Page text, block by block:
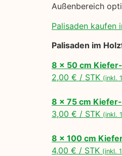
Außenbereich
Palisaden kaufen
Palisaden im
8 x 50 cm
2,00 € / STK (inkl.
8 x 75 cm
3,00 € / STK (inkl.
8 x 100 cm
4,00 € / STK (inkl.